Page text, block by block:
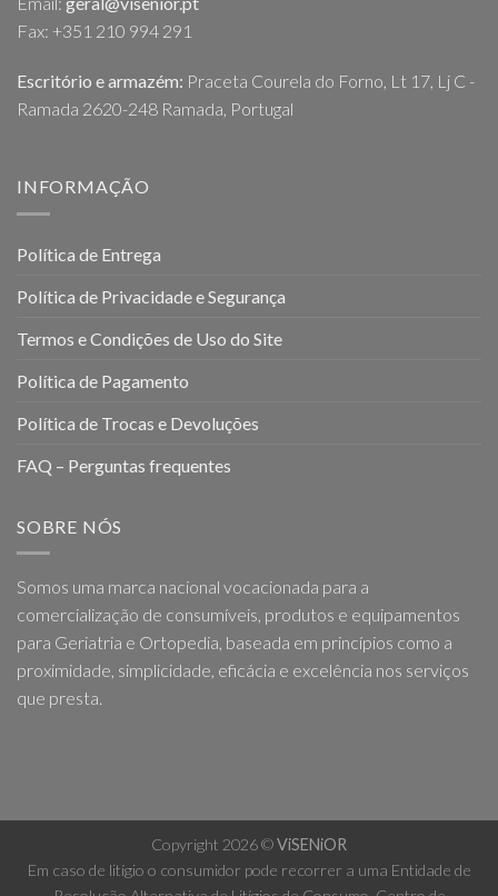
Fax: +351 210 994 291
Escritório e armazém: Praceta Courela do Forno, Lt 17, Lj C -
Ramada 2620-248 Ramada, Portugal
INFORMAÇÃO
Política de Entrega
Política de Privacidade e Segurança
Termos e Condições de Uso do Site
Política de Pagamento
Política de Trocas e Devoluções
FAQ – Perguntas frequentes
SOBRE NÓS
Somos uma marca nacional vocacionada para a
comercialização de consumíveis, produtos e equipamentos
para Geriatria e Ortopedia, baseada em princípios como a
proximidade, simplicidade, eficácia e excelência nos serviços
que presta.
Copyright 2026 ©ViSENiOR
Em caso de litígio o consumidor pode recorrer a uma Entidade de